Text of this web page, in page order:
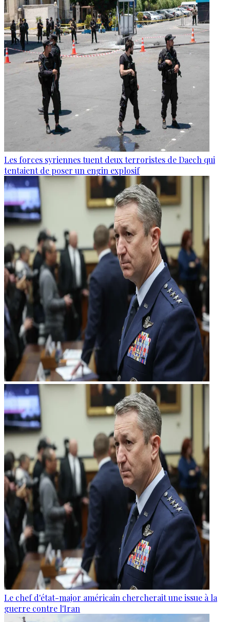
Les forces syriennes tuent deux terroristes de Daech qui
tentaient de poser un engin explosif
Le chef d'état-major américain chercherait une issue à la
guerre contre l'Iran